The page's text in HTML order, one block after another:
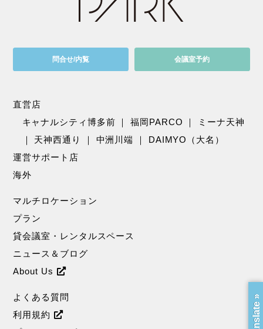
問合せ/内覧 会議室予約
直営店
キャナルシティ博多前 ｜福岡PARCO ｜
ミーナ天神
｜ 天神西通り ｜ 中洲川端 ｜ DAIMYO（大名）
運営サポート店
海外
マルチロケーション
プラン
貸会議室・レンタルスペース
ニュース＆ブログ
About Us
よくある質問
利用規約
Translate »